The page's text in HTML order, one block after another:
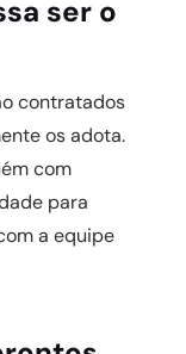
ser o
contratados
os adota.
com
para
a equipe